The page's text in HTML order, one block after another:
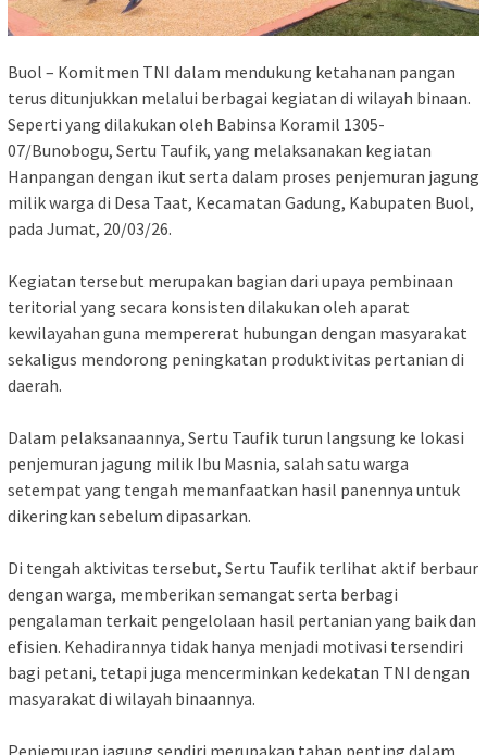
Buol – Komitmen TNI dalam mendukung ketahanan pangan
terus ditunjukkan melalui berbagai kegiatan di wilayah binaan.
Seperti yang dilakukan oleh Babinsa Koramil 1305-
07/Bunobogu, Sertu Taufik, yang melaksanakan kegiatan
Hanpangan dengan ikut serta dalam proses penjemuran jagung
milik warga di Desa Taat, Kecamatan Gadung, Kabupaten Buol,
pada Jumat, 20/03/26.
Kegiatan tersebut merupakan bagian dari upaya pembinaan
teritorial yang secara konsisten dilakukan oleh aparat
kewilayahan guna mempererat hubungan dengan masyarakat
sekaligus mendorong peningkatan produktivitas pertanian di
daerah.
Dalam pelaksanaannya, Sertu Taufik turun langsung ke lokasi
penjemuran jagung milik Ibu Masnia, salah satu warga
setempat yang tengah memanfaatkan hasil panennya untuk
dikeringkan sebelum dipasarkan.
Di tengah aktivitas tersebut, Sertu Taufik terlihat aktif berbaur
dengan warga, memberikan semangat serta berbagi
pengalaman terkait pengelolaan hasil pertanian yang baik dan
efisien. Kehadirannya tidak hanya menjadi motivasi tersendiri
bagi petani, tetapi juga mencerminkan kedekatan TNI dengan
masyarakat di wilayah binaannya.